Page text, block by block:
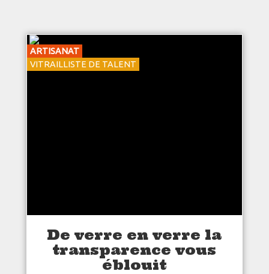
ARTISANAT
VITRAILLISTE DE TALENT
De verre en verre la
transparence vous
éblouit